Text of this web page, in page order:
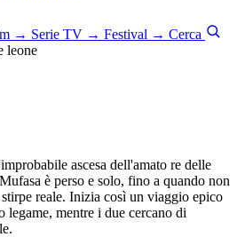
→ Serie TV → Festival → Cerca
leone
ascesa dell'amato re delle
è perso e solo, fino a quando non
reale. Inizia così un viaggio epico
legame, mentre i due cercano di